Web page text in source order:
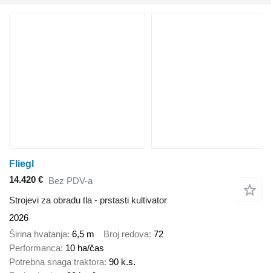
Fliegl
14.420 € Bez PDV-a
Strojevi za obradu tla - prstasti kultivator
2026
Širina hvatanja 6,5 m Broj redova 72
Performanca 10 ha/čas
Potrebna snaga traktora 90 k.s.